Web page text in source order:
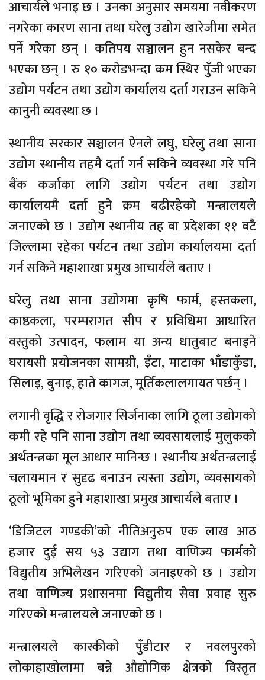
आचार्यले भनाइ छ । उनका अनुसार समयमा नवीकरण
नगरेका कारण साना तथा घरेलु उद्योग खारेजीमा समेत
पर्ने गरेका छन् । कतिपय सञ्चालन हुन नसकेर बन्द
भएका छन् । रु १० करोडभन्दा कम स्थिर पुँजी भएका
उद्योग पर्यटन तथा उद्योग कार्यालय दर्ता गराउन सकिने
कानुनी व्यवस्था छ ।
स्थानीय सरकार सञ्चालन ऐनले लघु, घरेलु तथा साना
उद्योग स्थानीय तहमै दर्ता गर्न सकिने व्यवस्था गरे पनि
बैंक कर्जाका लागि उद्योग पर्यटन तथा उद्योग
कार्यालयमै दर्ता हुने क्रम बढीरहेको मन्त्रालयले
जनाएको छ । उद्योग स्थानीय तह वा प्रदेशका ११ वटै
जिल्लामा रहेका पर्यटन तथा उद्योग कार्यालयमा दर्ता
गर्न सकिने महाशाखा प्रमुख आचार्यले बताए ।
घरेलु तथा साना उद्योगमा कृषि फार्म, हस्तकला,
काष्ठकला, परम्परागत सीप र प्रविधिमा आधारित
वस्तुको उत्पादन, फलाम या अन्य धातुबाट बनाइने
घरायसी प्रयोजनका सामग्री, इँटा, माटाका भाँडाकुँडा,
सिलाइ, बुनाइ, हाते कागज, मूर्तिकलालगायत पर्छन् ।
लगानी वृद्धि र रोजगार सिर्जनाका लागि ठूला उद्योगको
कमी रहे पनि साना उद्योग तथा व्यवसायलाई मुलुकको
अर्थतन्त्रका मूल आधार मानिन्छ । स्थानीय अर्थतन्त्रलाई
चलायमान र सुदृढ बनाउन त्यस्ता उद्योग, व्यवसायको
ठूलो भूमिका हुने महाशाखा प्रमुख आचार्यले बताए ।
‘डिजिटल गण्डकी’को नीतिअनुरुप एक लाख आठ
हजार दुई सय ५३ उद्याग तथा वाणिज्य फार्मको
विद्युतीय अभिलेखन गरिएको जनाइएको छ । उद्योग
तथा वाणिज्य प्रशासनमा विद्युतीय सेवा प्रवाह सुरु
गरिएको मन्त्रालयले जनाएको छ ।
मन्त्रालयले कास्कीको पुँडीटार र नवलपुरको
लोकाहाखोलामा बन्ने औद्योगिक क्षेत्रको विस्तृत